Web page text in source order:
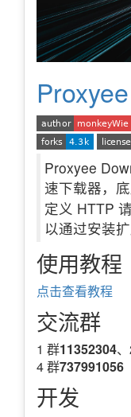
Proxyee
速下载器，
定义 HTTP
以通过安装
使用教程
点击查看教程
交流群
1 群11352304
4 群737991056
开发